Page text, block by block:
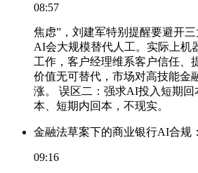
08:57
焦虑”，刘建军特别提醒要避开三
AI会大规模替代人工。实际上机
工作，客户经理维系客户信任、
价值无可替代，市场对高技能金
涨。 误区二：强求AI投入短期回
本、短期内回本，不现实。
金融法草案下的商业银行AI合规
09:16